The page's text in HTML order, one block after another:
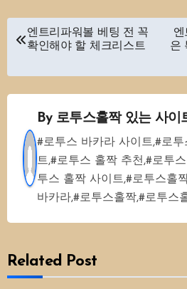
색
엔트리파워볼 베팅 전 꼭
확인해야 할 체크리스트
은
By 로투스홀짝 있는 사이
#로투스 바카라 사이트,#로투
트,#로투스 홀짝 추천,#로투
투스 홀짝 사이트,#로투스홀
바카라,#로투스홀짝,#로투스
Related Post